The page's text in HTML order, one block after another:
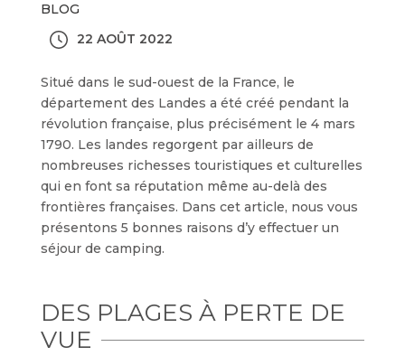
BLOG
22 AOÛT 2022
Situé dans le sud-ouest de la France, le
département des Landes a été créé pendant la
révolution française, plus précisément le 4 mars
1790. Les landes regorgent par ailleurs de
nombreuses richesses touristiques et culturelles
qui en font sa réputation même au-delà des
frontières françaises. Dans cet article, nous vous
présentons 5 bonnes raisons d’y effectuer un
séjour de camping.
DES PLAGES À PERTE DE
VUE